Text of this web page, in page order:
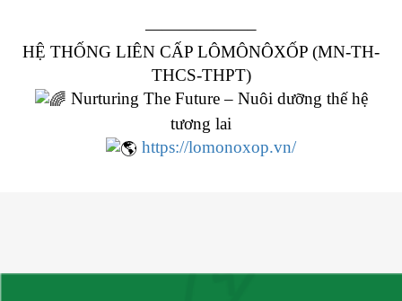
——————–
HỆ THỐNG LIÊN CẤP LÔMÔNÔXỐP (MN-TH-
THCS-THPT)
Nurturing The Future – Nuôi dưỡng thế hệ
tương lai
https://lomonoxop.vn/